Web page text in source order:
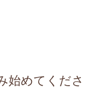
始めてくださ